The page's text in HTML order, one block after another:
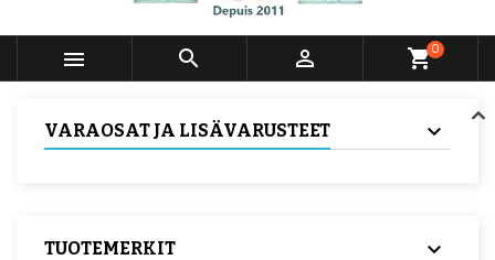
   shopping_cart0
VARAOSAT JA LISÄVARUSTEET
TUOTEMERKIT